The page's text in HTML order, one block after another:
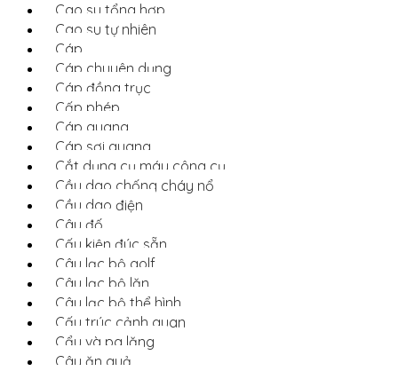
Cao su tổng hợp
Cao su tự nhiên
Cáp
Cáp chuyên dụng
Cáp đồng trục
Cấp phép
Cáp quang
Cáp sợi quang
Cắt dụng cụ máy công cụ
Cầu dao chống cháy nổ
Cầu dao điện
Câu đố
Cấu kiện đúc sẵn
Câu lạc bộ golf
Câu lạc bộ lặn
Câu lạc bộ thể hình
Cấu trúc cảnh quan
Cẩu và pa lăng
Cây ăn quả